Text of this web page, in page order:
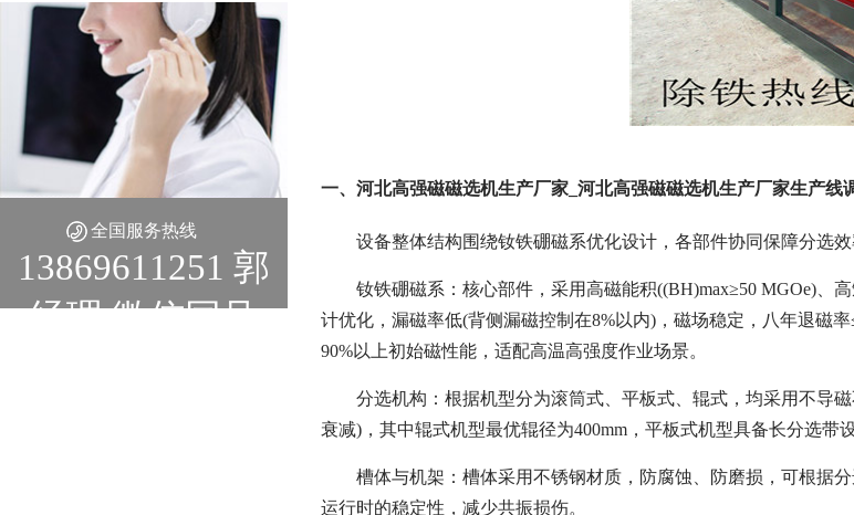
全国服务热线
13869611251 郭
经理 微信同号
一、河北高强磁磁选机生产厂家_河北高强磁磁选机生产厂家生产
设备整体结构围绕钕铁硼磁系优化设计，各部件协同保障分选
钕铁硼磁系：核心部件，采用高磁能积((BH)max≥50 MGOe)、
计优化，漏磁率低(背侧漏磁控制在8%以内)，磁场稳定，八年退磁
90%以上初始磁性能，适配高温高强度作业场景。
分选机构：根据机型分为滚筒式、平板式、辊式，均采用不导
衰减)，其中辊式机型最优辊径为400mm，平板式机型具备长分选带
槽体与机架：槽体采用不锈钢材质，防腐蚀、防磨损，可根据
运行时的稳定性，减少共振损伤。